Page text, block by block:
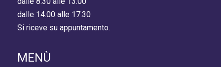
dalle 14.00 alle 17.30
Si riceve su appuntamento.
MENÙ